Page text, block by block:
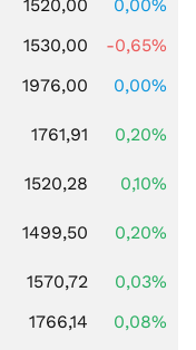
1520,00
0,00%
1530,00
-0,65%
1976,00
0,00%
1761,91 0,20%
1520,28
0,10%
1499,50 0,20%
1570,72
0,03%
1766,14
0,08%